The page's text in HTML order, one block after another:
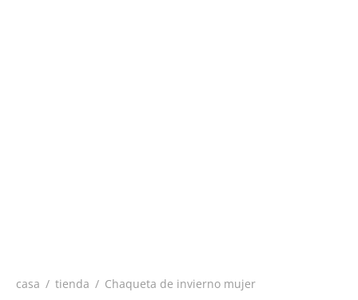
casa / tienda / Chaqueta de invierno mujer